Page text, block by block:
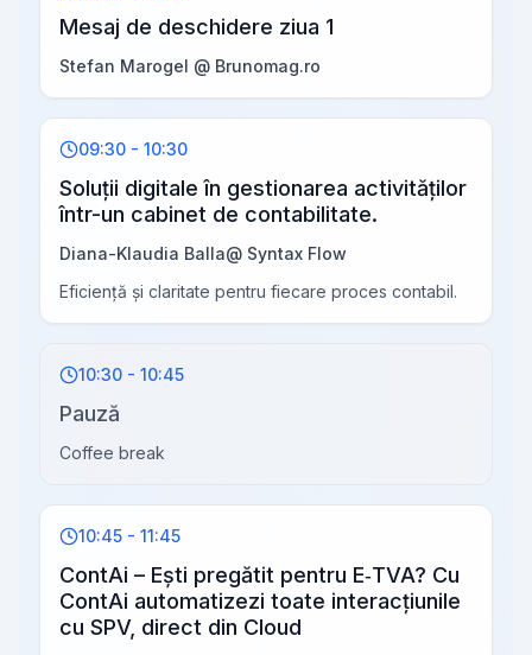
Mesaj de deschidere ziua 1
Stefan Marogel @ Brunomag.ro
09:30 - 10:30
Soluții digitale în gestionarea activităților
într-un cabinet de contabilitate.
Diana-Klaudia Balla@ Syntax Flow
Eficiență și claritate pentru fiecare proces contabil.
10:30 - 10:45
Pauză
Coffee break
10:45 - 11:45
ContAi – Ești pregătit pentru E‑TVA? Cu
ContAi automatizezi toate interacțiunile
cu SPV, direct din Cloud